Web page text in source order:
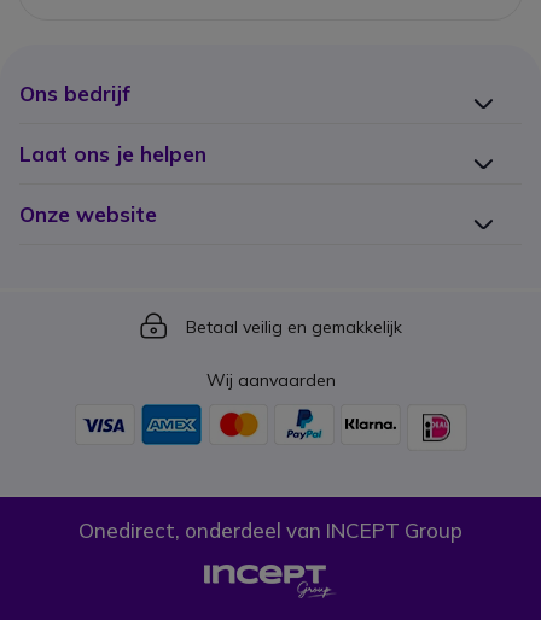
Ons bedrijf
Laat ons je helpen
Onze website
Icon
Betaal veilig en gemakkelijk
Wij aanvaarden
Onedirect, onderdeel van INCEPT Group